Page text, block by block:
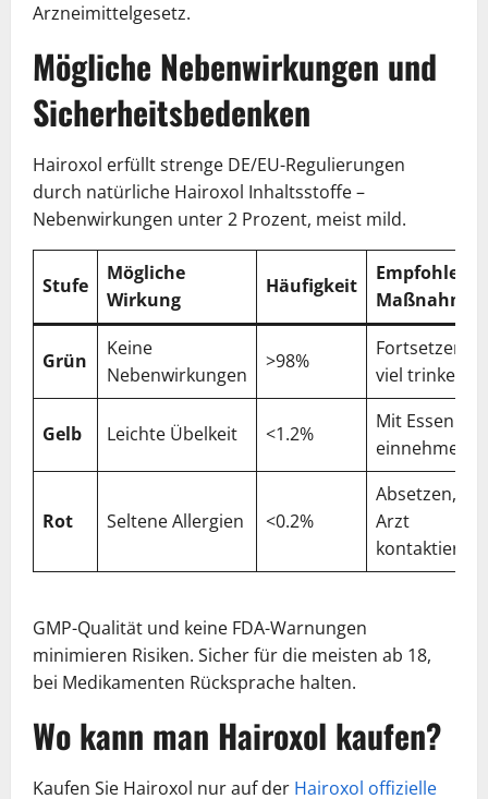
Arzneimittelgesetz.
Mögliche Nebenwirkungen und
Sicherheitsbedenken
Hairoxol erfüllt strenge DE/EU-Regulierungen
durch natürliche Hairoxol Inhaltsstoffe –
Nebenwirkungen unter 2 Prozent, meist mild.
Stufe
Mögliche
Wirkung
Häufigkeit
Empfohlene
Maßnahme
Grün
Keine
Nebenwirkungen
>98%
Fortsetzen,
viel trinken
Gelb Leichte Übelkeit <1.2%
Mit Essen
einnehmen
Rot Seltene Allergien <0.2%
Absetzen,
Arzt
kontaktieren
GMP-Qualität und keine FDA-Warnungen
minimieren Risiken. Sicher für die meisten ab 18,
bei Medikamenten Rücksprache halten.
Wo kann man Hairoxol kaufen?
Kaufen Sie Hairoxol nur auf der Hairoxol offizielle